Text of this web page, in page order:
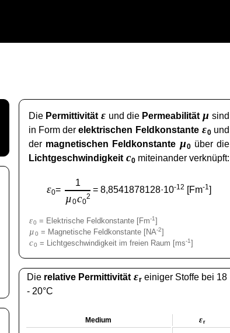
Die Permittivität ε und die Permeabilität µ sind
in Form derelektrischen Feldkonstante ε0 und
der magnetischen Feldkonstante µ0 über die
Lichtgeschwindigkeit c0miteinander verknüpft:
ε0=
1
µ0c0
2
= 8,8541878128·10-12 [Fm-1]
ε0 = Elektrische Feldkonstante [Fm-1]
µ0 = Magnetische Feldkonstante [NA-2]
c0 = Lichtgeschwindigkeit im freien Raum [ms-1]
Die relative Permittivität εreiniger Stoffe bei 18
- 20°C
Medium εr